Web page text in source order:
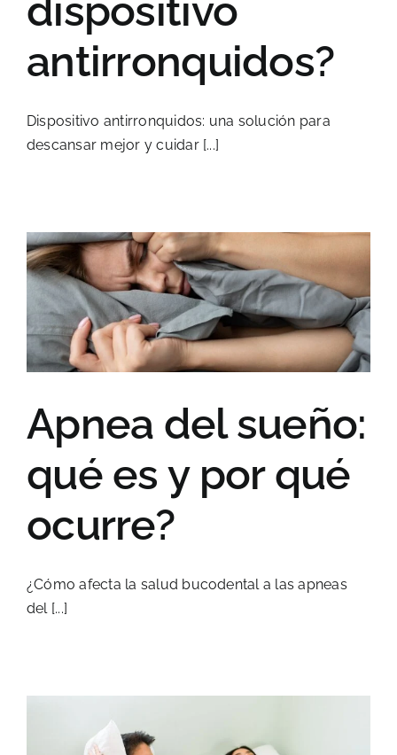
dispositivo
antirronquidos?
Dispositivo antirronquidos: una solución para
descansar mejor y cuidar [...]
Apnea del sueño:
qué es y por qué
ocurre?
¿Cómo afecta la salud bucodental a las apneas
del [...]